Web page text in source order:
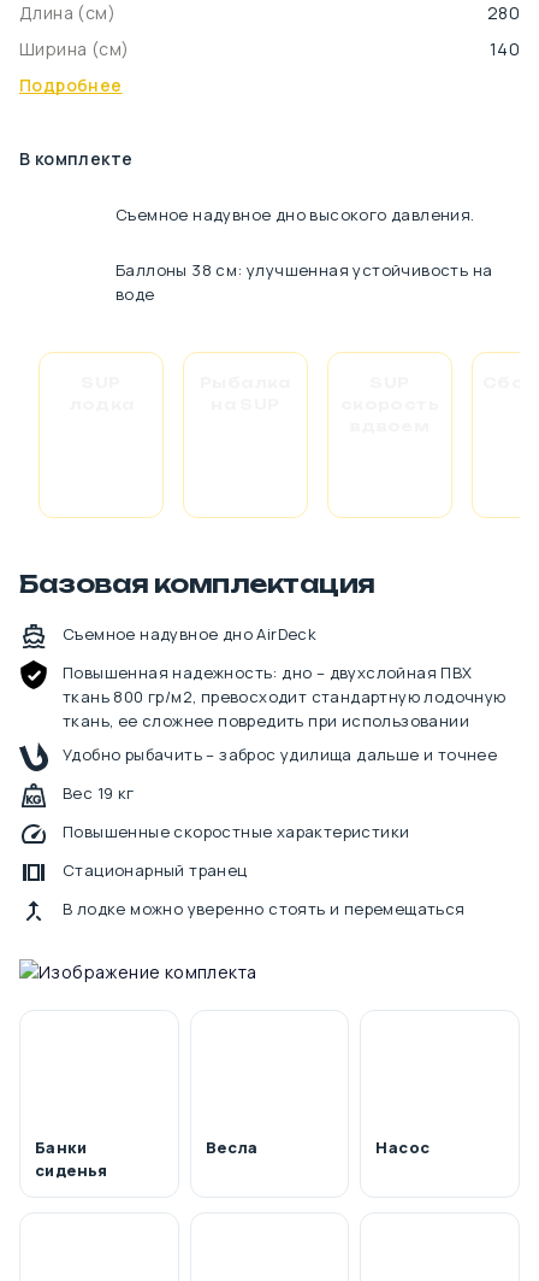
Длина (cм)
280
Ширина (cм)
140
Подробнее
В комплекте
Съемное надувное дно высокого давления.
Баллоны 38 см: улучшенная устойчивость на
воде
Базовая комплектация
Съемное надувное дно AirDeck
Повышенная надежность: дно – двухслойная ПВХ
ткань 800 гр/м2, превосходит стандартную лодочную
ткань, ее сложнее повредить при использовании
Удобно рыбачить – заброс удилища дальше и точнее
Вес 19 кг
Повышенные скоростные характеристики
Стационарный транец
В лодке можно уверенно стоять и перемещаться
Банки
сиденья
Весла Насос